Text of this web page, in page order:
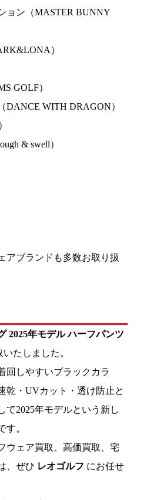
ョン（MASTER BUNNY
）
GOLF）
DANCE WITH DRAGON）
& swell）
アブランドも多数お取り扱
2025年モデル ハーフパンツ
たしました。
回しやすいブラックカラ
乾・UVカット・透け防止と
て2025年モデルという新し
す。
ウェア買取、高価買取、宅
、ぜひ レオゴルフ にお任せ